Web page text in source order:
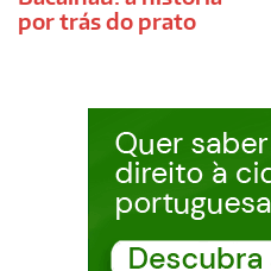
por trás do prato